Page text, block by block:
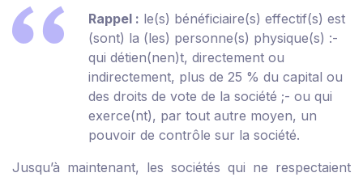
Rappel : le(s) bénéficiaire(s) effectif(s) est
(sont) la (les) personne(s) physique(s) :-
qui détien(nen)t, directement ou
indirectement, plus de 25 % du capital ou
des droits de vote de la société ;- ou qui
exerce(nt), par tout autre moyen, un
pouvoir de contrôle sur la société.
Jusqu’à maintenant, les sociétés qui ne respectaient